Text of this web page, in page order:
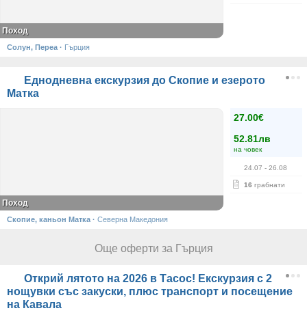
Поход
Солун, Переа · Гърция
Еднодневна екскурзия до Скопие и езерото
Матка
27.00€
52.81лв
на човек
24.07 - 26.08
16 грабнати
Поход
Скопие, каньон Матка · Северна Македония
Още оферти за Гърция
Открий лятото на 2026 в Тасос! Екскурзия с 2
нощувки със закуски, плюс транспорт и посещение
на Кавала